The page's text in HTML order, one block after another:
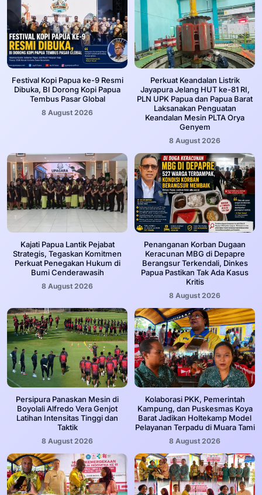
Festival Kopi Papua ke-9 Resmi
Dibuka, BI Dorong Kopi Papua
Tembus Pasar Global
8 August 2026
Perkuat Keandalan Listrik
Jayapura Jelang HUT ke-81 RI,
PLN UPK Papua dan Papua Barat
Laksanakan Penguatan
Keandalan Mesin PLTA Orya
Genyem
8 August 2026
Kajati Papua Lantik Pejabat
Strategis, Tegaskan Komitmen
Perkuat Penegakan Hukum di
Bumi Cenderawasih
8 August 2026
Penanganan Korban Dugaan
Keracunan MBG di Depapre
Berangsur Terkendali, Dinkes
Papua Pastikan Tak Ada Kasus
Kritis
8 August 2026
Persipura Panaskan Mesin di
Boyolali Alfredo Vera Genjot
Latihan Intensitas Tinggi dan
Taktik
8 August 2026
Kolaborasi PKK, Pemerintah
Kampung, dan Puskesmas Koya
Barat Jadikan Holtekamp Model
Pelayanan Terpadu di Muara Tami
8 August 2026